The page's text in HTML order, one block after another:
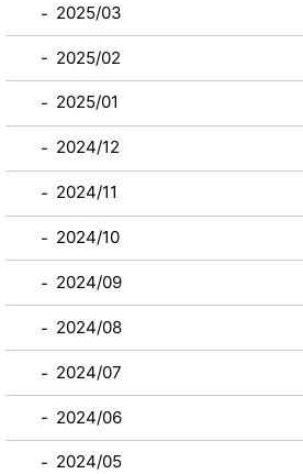
2025/03
2025/02
2025/01
2024/12
2024/11
2024/10
2024/09
2024/08
2024/07
2024/06
2024/05